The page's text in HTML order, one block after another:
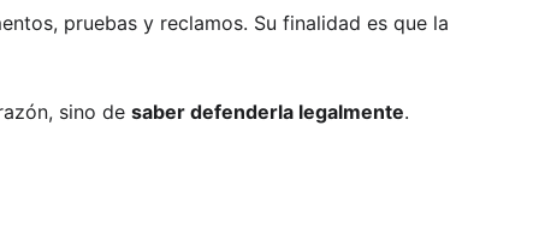
pruebas y reclamos. Su finalidad es que la
sino de saber defenderla legalmente.